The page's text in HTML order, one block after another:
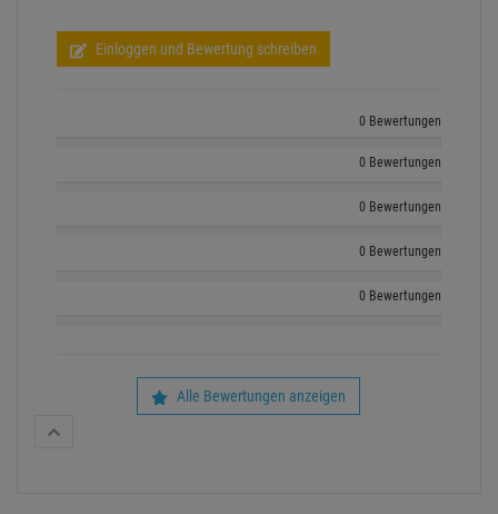
Einloggen und Bewertung schreiben
0 Bewertungen
0 Bewertungen
0 Bewertungen
0 Bewertungen
0 Bewertungen
Alle Bewertungen anzeigen